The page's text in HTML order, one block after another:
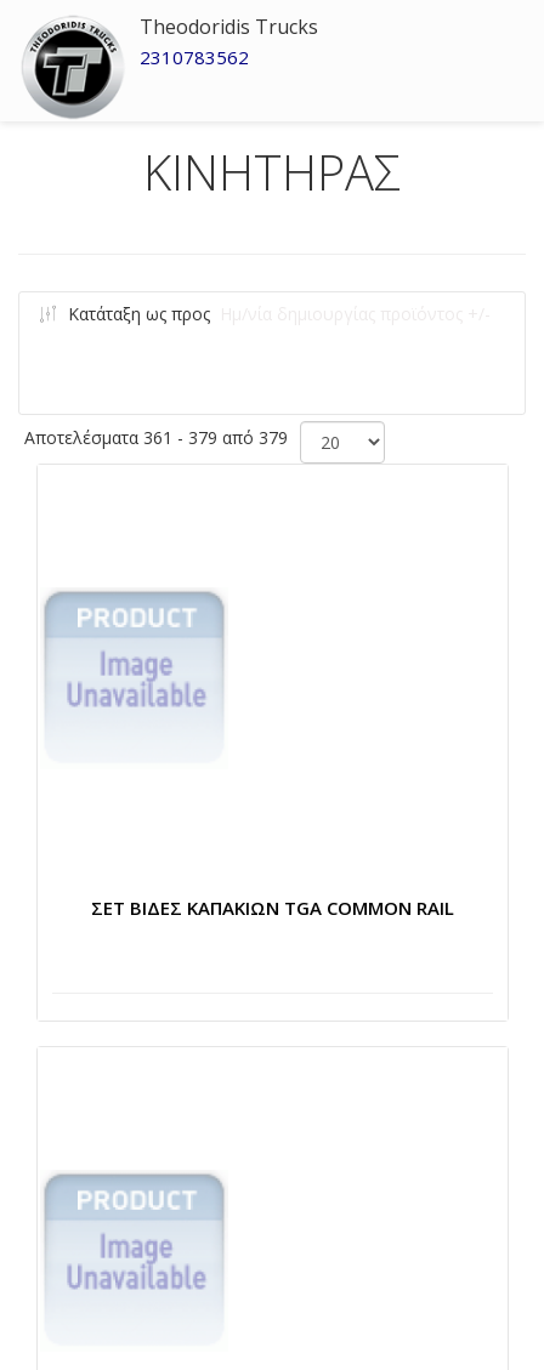
Theodoridis Trucks
2310783562
ΚΙΝΗΤΗΡΑΣ
Κατάταξη ως προς
Αποτελέσματα 361 - 379 από 379
ΣΕΤ ΒΙΔΕΣ ΚΑΠΑΚΙΩΝ TGA COMMON RAIL